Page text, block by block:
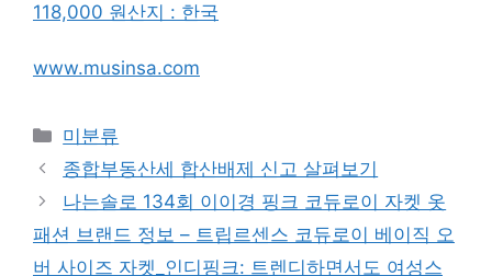
118,000 원산지 : 한국
www.musinsa.com
Categories
미분류
종합부동산세 합산배제 신고 살펴보기
나는솔로 134회 이이경 핑크 코듀로이 자켓 옷
패션 브랜드 정보 – 트립르센스 코듀로이 베이직 오
버 사이즈 자켓_인디핑크: 트렌디하면서도 여성스